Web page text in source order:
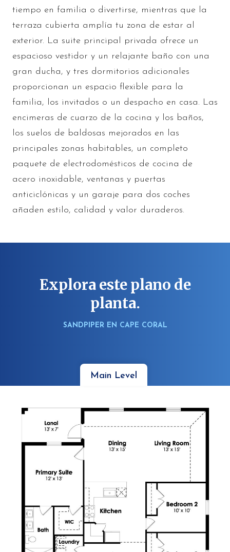
tiempo en familia o divertirse, mientras que la
terraza cubierta amplía tu zona de estar al
exterior. La suite principal privada ofrece un
espacioso vestidor y un relajante baño con una
gran ducha, y tres dormitorios adicionales
proporcionan un espacio flexible para la
familia, los invitados o un despacho en casa. Las
encimeras de cuarzo de la cocina y los baños,
los suelos de baldosas mejorados en las
principales zonas habitables, un completo
paquete de electrodomésticos de cocina de
acero inoxidable, ventanas y puertas
anticiclónicas y un garaje para dos coches
añaden estilo, calidad y valor duraderos.
Explora este plano de
planta.
SANDPIPER EN CAPE CORAL
Main Level